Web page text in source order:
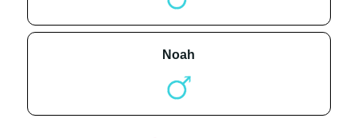
noah